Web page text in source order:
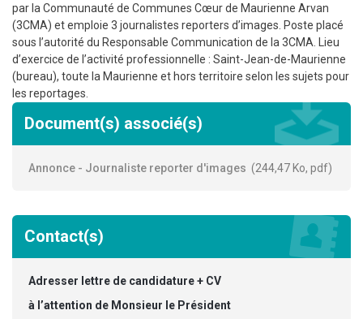
par la Communauté de Communes Cœur de Maurienne Arvan
(3CMA) et emploie 3 journalistes reporters d’images. Poste placé
sous l’autorité du Responsable Communication de la 3CMA. Lieu
d’exercice de l’activité professionnelle : Saint-Jean-de-Maurienne
(bureau), toute la Maurienne et hors territoire selon les sujets pour
les reportages.
Document(s) associé(s)
Annonce - Journaliste reporter d'images 244,47 Ko, pdf
Contact(s)
Adresser lettre de candidature + CV
à l’attention de Monsieur le Président